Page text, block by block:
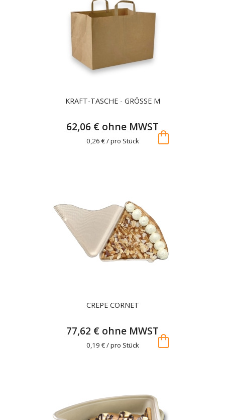
KRAFT-TASCHE - GRÖSSE M
62,06 € ohne MWST
0,26 € / pro Stück shopping_bag
CREPE CORNET
77,62 € ohne MWST
0,19 € / pro Stück shopping_bag